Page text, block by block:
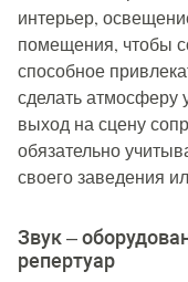
интерьер,
помещения, чтобы
способное
сделать атмосферу
выход на сцену
обязательно
своего заведения
Звук –
репертуар